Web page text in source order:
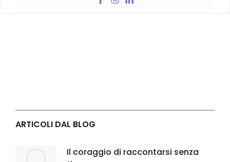
ARTICOLI DAL BLOG
Il coraggio di raccontarsi senza